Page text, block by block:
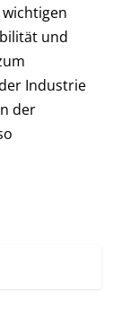
und
Industrie
der